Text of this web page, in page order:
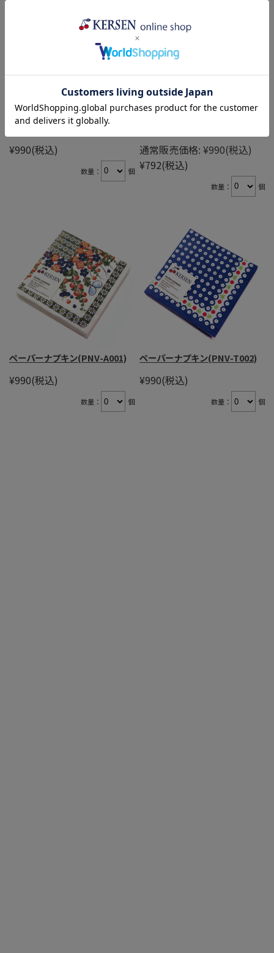
ペーパーナプキン(PNV-U198)
¥990(税込)
数量： 個
通常販売価格: ¥990(税込)
¥792(税込)
数量： 個
ペーパーナプキン(PNV-A001)
¥990(税込)
数量： 個
ペーパーナプキン(PNV-T002)
¥990(税込)
数量： 個